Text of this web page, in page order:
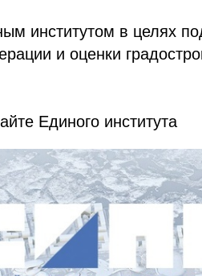
институтом в целях
и оценки
Единого института